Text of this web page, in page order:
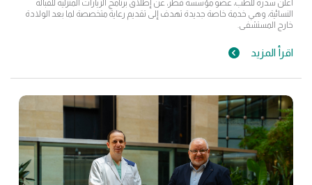
أعلن سدرة للطب، عضو مؤسسة قطر، عن إطلاق برنامج الزيارات المنزلية للقبالة
النسائية، وهي خدمة خاصة جديدة تهدف إلى تقديم رعاية متخصصة لما بعد الولادة
خارج المستشفى.
اقرأ المزيد